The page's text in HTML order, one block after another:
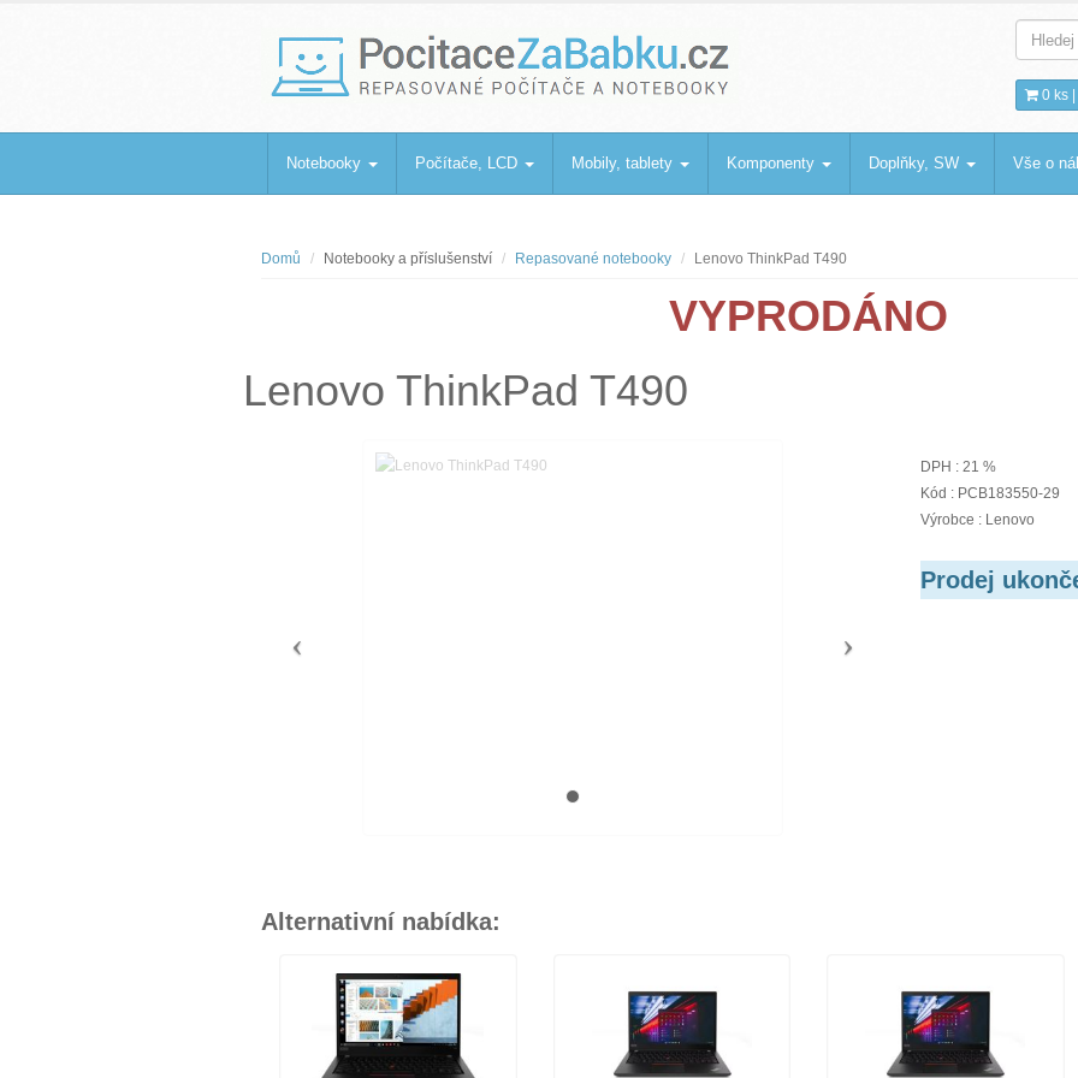
PocitaceZaBabku.cz
Repasované počítače a notebooky 0 ks |
Notebooky Počítače, LCD Mobily, tablety Komponenty Doplňky, SW Vše o
Domů Notebooky a příslušenství Repasované notebooky Lenovo ThinkPad T490
VYPRODÁNO
Lenovo ThinkPad T490
DPH : 21 %
Kód : PCB183550-29
Výrobce : Lenovo
Prodej
Alternativní nabídka: